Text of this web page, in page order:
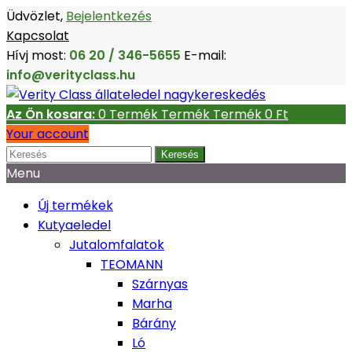
Üdvözlet, Bejelentkezés
Kapcsolat
Hívj most: 06 20 / 346-5655 E-mail:
info@verityclass.hu
Az Ön kosara:0 Termék Termék Termék0 Ft‎
Your account
Keresés
Menu
Új termékek
Kutyaeledel
Jutalomfalatok
TEOMANN
Szárnyas
Marha
Bárány
Ló